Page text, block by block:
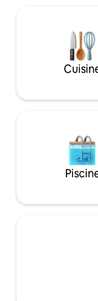
dégustation
entièrement
journée bien
détendre près
observer le